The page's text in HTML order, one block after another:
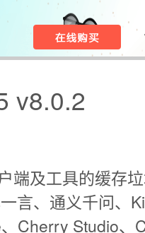
v8.0.2
端及工具的缓存
言、通义千问、
Cherry Studio、